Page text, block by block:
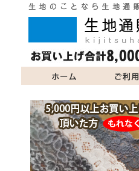
よくあるご質問